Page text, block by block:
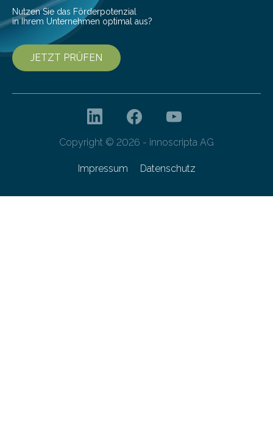
Technologien…
Nutzen Sie das Förderpotenzial
in Ihrem Unternehmen optimal aus?
JETZT PRÜFEN
Copyright © 2026 - innoscripta AG
Impressum Datenschutz